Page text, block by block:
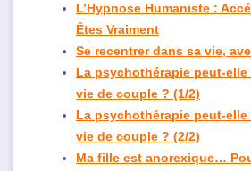
L’Hypnose Humaniste :
Êtes Vraiment
Se recentrer dans sa vie,
La psychothérapie peut-elle
vie de couple ? (1/2)
La psychothérapie peut-elle
vie de couple ? (2/2)
Ma fille est anorexique…